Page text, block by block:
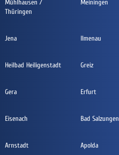
Mühlhausen /
Thüringen
Meiningen
Jena Ilmenau
Heilbad Heiligenstadt Greiz
Gera Erfurt
Eisenach Bad Salzungen
Arnstadt Apolda